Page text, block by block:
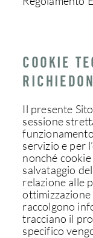
COOKIE
Il presente
sessione
servizio e per
nonché
salvataggio
relazione alle
raccolgono
tracciano il
specifico